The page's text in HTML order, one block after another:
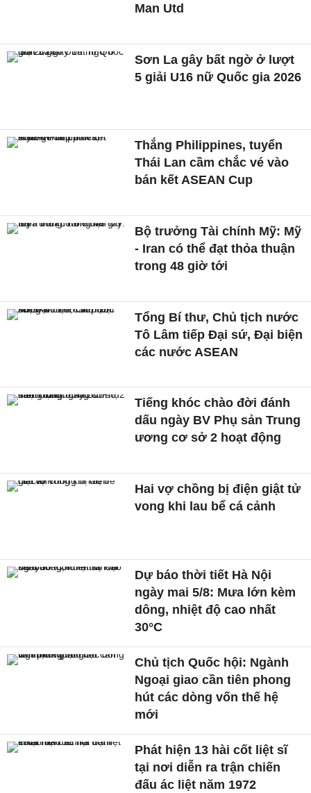
Man Utd
Sơn La gây bất ngờ ở lượt
5 giải U16 nữ Quốc gia 2026
Thắng Philippines, tuyển
Thái Lan cầm chắc vé vào
bán kết ASEAN Cup
Bộ trưởng Tài chính Mỹ: Mỹ
- Iran có thể đạt thỏa thuận
trong 48 giờ tới
Tổng Bí thư, Chủ tịch nước
Tô Lâm tiếp Đại sứ, Đại biện
các nước ASEAN
Tiếng khóc chào đời đánh
dấu ngày BV Phụ sản Trung
ương cơ sở 2 hoạt động
Hai vợ chồng bị điện giật tử
vong khi lau bể cá cảnh
Dự báo thời tiết Hà Nội
ngày mai 5/8: Mưa lớn kèm
dông, nhiệt độ cao nhất
30°C
Chủ tịch Quốc hội: Ngành
Ngoại giao cần tiên phong
hút các dòng vốn thế hệ
mới
Phát hiện 13 hài cốt liệt sĩ
tại nơi diễn ra trận chiến
đấu ác liệt năm 1972